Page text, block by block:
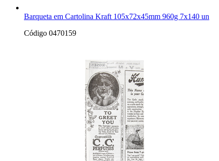
Barqueta em Cartolina Kraft 105x72x45mm 960g 7x140 un
Código 0470159